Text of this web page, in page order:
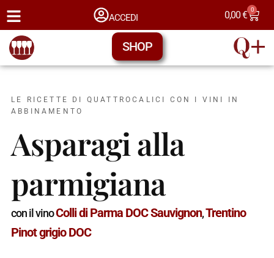
ACCEDI 0,00€ 0
SHOP
LE RICETTE DI QUATTROCALICI CON I VINI IN
ABBINAMENTO
Asparagi alla
parmigiana
con il vinoColli di Parma DOC Sauvignon,Trentino
Pinot grigio DOC